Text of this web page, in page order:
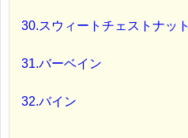
30.スウィートチェストナット
31.バーベイン
32.バイン